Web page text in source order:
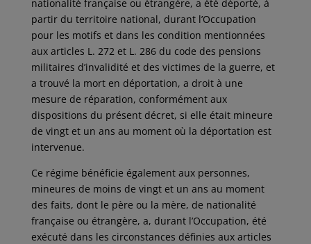
nationalité française ou étrangère, a été déporté, à
partir du territoire national, durant l’Occupation
pour les motifs et dans les condition mentionnées
aux articles L. 272 et L. 286 du code des pensions
militaires d’invalidité et des victimes de la guerre, et
a trouvé la mort en déportation, a droit à une
mesure de réparation, conformément aux
dispositions du présent décret, si elle était mineure
de vingt et un ans au moment où la déportation est
intervenue.
Ce régime bénéficie également aux personnes,
mineures de moins de vingt et un ans au moment
des faits, dont le père ou la mère, de nationalité
française ou étrangère, a, durant l’Occupation, été
exécuté dans les circonstances définies aux articles